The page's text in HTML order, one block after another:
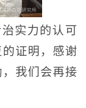
实力的认可
证明，感谢
我们会再接